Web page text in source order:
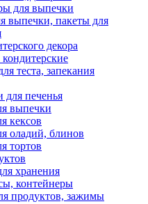
для выпечки
выпечки, пакеты для
декора
теста, запекания
печенья
выпечки
кексов
оладий, блинов
тортов
хранения
контейнеры
продуктов, зажимы